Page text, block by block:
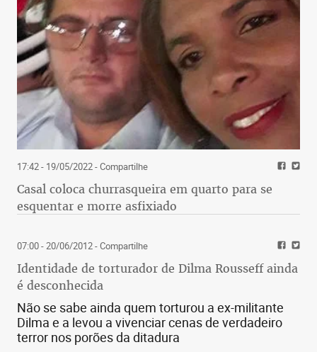
17:42 - 19/05/2022- Compartilhe
Casal coloca churrasqueira em quarto para se
esquentar e morre asfixiado
07:00 - 20/06/2012- Compartilhe
Identidade de torturador de Dilma Rousseff ainda
é desconhecida
Não se sabe ainda quem torturou a ex-militante
Dilma e a levou a vivenciar cenas de verdadeiro
terror nos porões da ditadura